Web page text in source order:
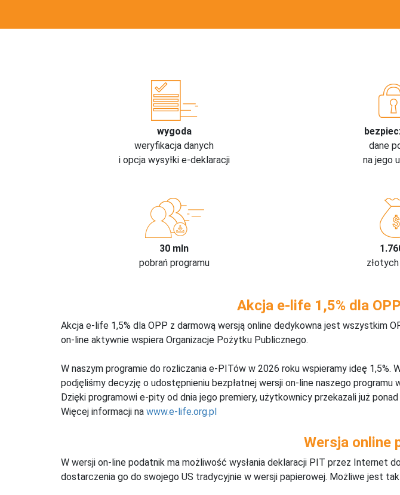
wygoda
weryfikacja danych
i opcja wysyłki e-deklaracji
dane
na jego
30 mln
pobrań programu
Akcja e-life 1,5% dla
Akcja e-life 1,5% dla OPP z darmową wersją online dedykowna jest wszystkim
on-line aktywnie wspiera Organizacje Pożytku Publicznego.
W naszym programie do rozliczania e-PITów w 2026 roku wspieramy ideę
podjęliśmy decyzję o udostępnieniu bezpłatnej wersji on-line naszego
Dzięki programowi e-pity od dnia jego premiery, użytkownicy przekazali już
Więcej informacji na www.e-life.org.pl
Wersja online
W wersji on-line podatnik ma możliwość wysłania deklaracji PIT przez Internet
dostarczenia go do swojego US tradycyjnie w wersji papierowej. Możliwe jest